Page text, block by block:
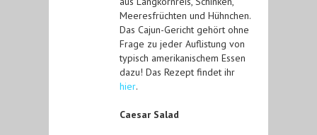
Meeresfrüchten und Hühnchen.
Das Cajun-Gericht gehört ohne
Frage zu jeder Auflistung von
typisch amerikanischem Essen
dazu! Das Rezept findet ihr
hier.
Caesar Salad